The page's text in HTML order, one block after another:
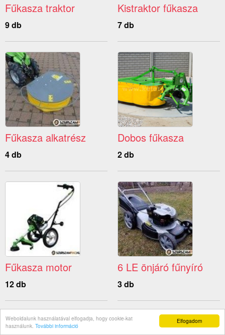
Elfogadom
Weboldalunk használatával elfogadja, hogy cookie-kat
használunk. További információ
Fűkasza traktor
9 db
Kistraktor fűkasza
7 db
Fűkasza alkatrész
4 db
Dobos fűkasza
2 db
Fűkasza motor
12 db
6 LE önjáró fűnyíró
3 db